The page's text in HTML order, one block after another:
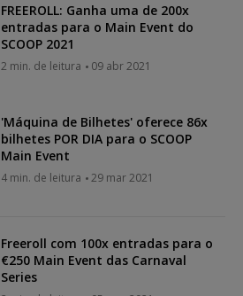
FREEROLL: Ganha uma de 200x
entradas para o Main Event do
SCOOP 2021
2 min. de leitura 09 abr 2021
'Máquina de Bilhetes' oferece 86x
bilhetes POR DIA para o SCOOP
Main Event
4 min. de leitura 29 mar 2021
Freeroll com 100x entradas para o
€250 Main Event das Carnaval
Series